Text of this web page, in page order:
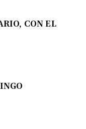
CON EL